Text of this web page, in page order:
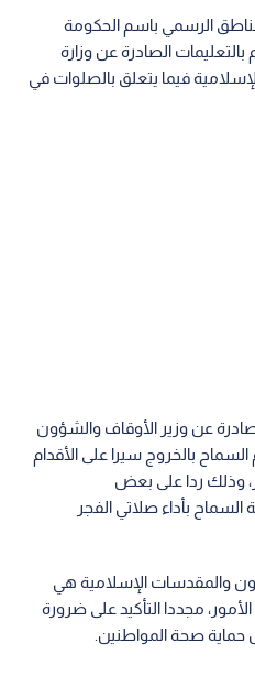
الرسمي باسم الحكومة
الصادرة عن وزارة
فيما يتعلق بالصلوات في
عن وزير الأوقاف والشؤون
بالخروج سيرا على الأقدام
وذلك ردا على بعض
السماح بأداء صلاتي الفجر
والمقدسات الإسلامية هي
مجددا التأكيد على ضرورة
حماية صحة المواطنين.